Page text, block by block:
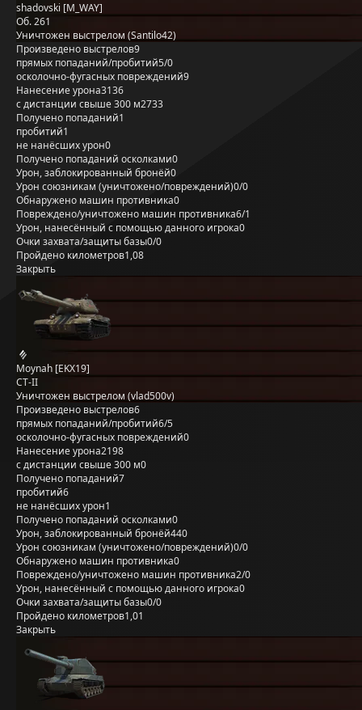
shadovski [M_WAY]
Об. 261
Уничтожен выстрелом (Santilo42)
Произведено выстрелов9
прямых попаданий/пробитий5/0
осколочно-фугасных повреждений9
Нанесение урона3136
с дистанции свыше 300 м2733
Получено попаданий1
пробитий1
не нанёсших урон0
Получено попаданий осколками0
Урон, заблокированный бронёй0
Урон союзникам (уничтожено/повреждений)0/0
Обнаружено машин противника0
Повреждено/уничтожено машин противника6/1
Урон, нанесённый с помощью данного игрока0
Очки захвата/защиты базы0/0
Пройдено километров1,08
Закрыть
Moynah [EKX19]
СТ-II
Уничтожен выстрелом (vlad500v)
Произведено выстрелов6
прямых попаданий/пробитий6/5
осколочно-фугасных повреждений0
Нанесение урона2198
с дистанции свыше 300 м0
Получено попаданий7
пробитий6
не нанёсших урон1
Получено попаданий осколками0
Урон, заблокированный бронёй440
Урон союзникам (уничтожено/повреждений)0/0
Обнаружено машин противника0
Повреждено/уничтожено машин противника2/0
Урон, нанесённый с помощью данного игрока0
Очки захвата/защиты базы0/0
Пройдено километров1,01
Закрыть